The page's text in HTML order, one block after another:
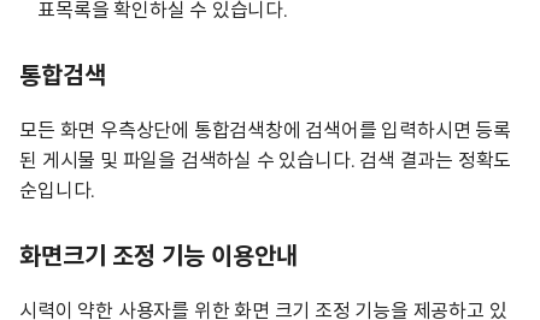
표목록을 확인하실 수 있습니다.
통합검색
모든 화면 우측상단에 통합검색창에 검색어를 입력하시면 등록
된 게시물 및 파일을 검색하실 수 있습니다. 검색 결과는 정확도
순입니다.
화면크기 조정 기능 이용안내
시력이 약한 사용자를 위한 화면 크기 조정 기능을 제공하고 있